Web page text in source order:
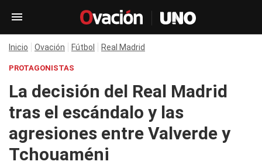
Inicio Ovación Fútbol Real Madrid
PROTAGONISTAS
La decisión del Real Madrid
tras el escándalo y las
agresiones entre Valverde y
Tchouaméni